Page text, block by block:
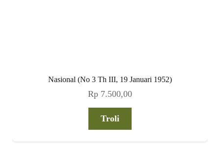
Nasional (No 3 Th III, 19 Januari 1952)
Rp 7.500,00
Troli